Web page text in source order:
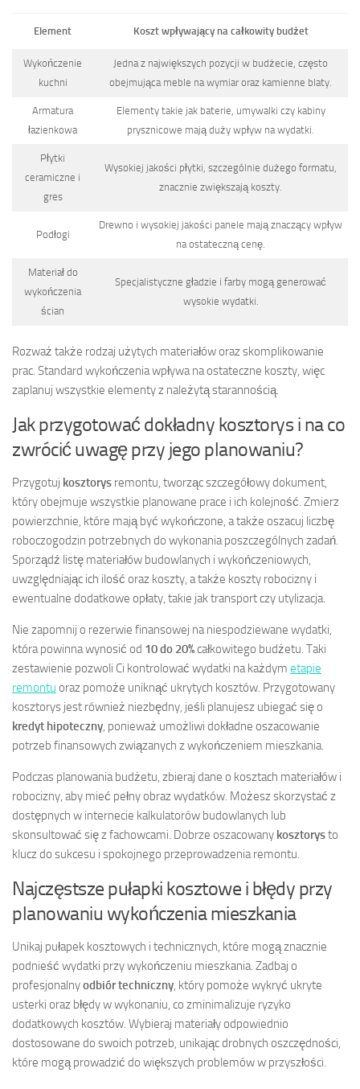
Element Koszt wpływający na całkowity budżet
Wykończenie
kuchni
Jedna z największych pozycji w budżecie, często
obejmująca meble na wymiar oraz kamienne blaty.
Armatura
łazienkowa
Elementy takie jak baterie, umywalki czy kabiny
prysznicowe mają duży wpływ na wydatki.
Płytki
ceramiczne i
gres
Wysokiej jakości płytki, szczególnie dużego formatu,
znacznie zwiększają koszty.
Podłogi
Drewno i wysokiej jakości panele mają znaczący wpływ
na ostateczną cenę.
Materiał do
wykończenia
ścian
Specjalistyczne gładzie i farby mogą generować
wysokie wydatki.
Rozważ także rodzaj użytych materiałów oraz skomplikowanie
prac. Standard wykończenia wpływa na ostateczne koszty, więc
zaplanuj wszystkie elementy z należytą starannością.
Jak przygotować dokładny kosztorys i na co
zwrócić uwagę przy jego planowaniu?
Przygotuj kosztorys remontu, tworząc szczegółowy dokument,
który obejmuje wszystkie planowane prace i ich kolejność. Zmierz
powierzchnie, które mają być wykończone, a także oszacuj liczbę
roboczogodzin potrzebnych do wykonania poszczególnych zadań.
Sporządź listę materiałów budowlanych i wykończeniowych,
uwzględniając ich ilość oraz koszty, a także koszty robocizny i
ewentualne dodatkowe opłaty, takie jak transport czy utylizacja.
Nie zapomnij o rezerwie finansowej na niespodziewane wydatki,
która powinna wynosić od 10 do 20%całkowitego budżetu. Taki
zestawienie pozwoli Ci kontrolować wydatki na każdym etapie
remontu oraz pomoże uniknąć ukrytych kosztów. Przygotowany
kosztorys jest również niezbędny, jeśli planujesz ubiegać się o
kredyt hipoteczny, ponieważ umożliwi dokładne oszacowanie
potrzeb finansowych związanych z wykończeniem mieszkania.
Podczas planowania budżetu, zbieraj dane o kosztach materiałów i
robocizny, aby mieć pełny obraz wydatków. Możesz skorzystać z
dostępnych w internecie kalkulatorów budowlanych lub
skonsultować się z fachowcami. Dobrze oszacowany kosztorysto
klucz do sukcesu i spokojnego przeprowadzenia remontu.
Najczęstsze pułapki kosztowe i błędy przy
planowaniu wykończenia mieszkania
Unikaj pułapek kosztowych i technicznych, które mogą znacznie
podnieść wydatki przy wykończeniu mieszkania. Zadbaj o
profesjonalnyodbiór techniczny, który pomoże wykryć ukryte
usterki oraz błędy w wykonaniu, co zminimalizuje ryzyko
dodatkowych kosztów. Wybieraj materiały odpowiednio
dostosowane do swoich potrzeb, unikając drobnych oszczędności,
które mogą prowadzić do większych problemów w przyszłości.